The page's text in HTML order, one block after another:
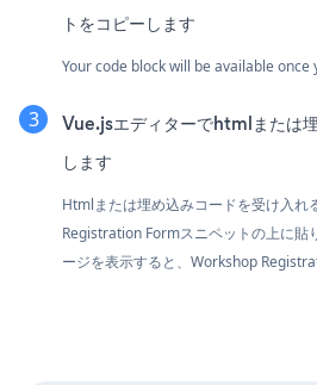
トをコピーします
Your code block will be available
Vue.jsエディターでhtmlまたは
します
Htmlまたは埋め込みコードを受け入れ
Registration Formスニペットの上に貼
ージを表示すると、Workshop